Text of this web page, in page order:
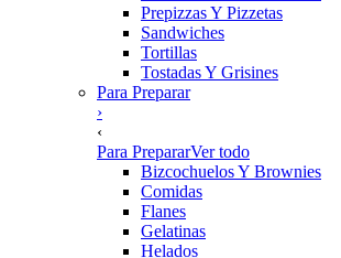
Prepizzas Y Pizzetas
Sandwiches
Tortillas
Tostadas Y Grisines
Para Preparar
›
‹
Para PrepararVer todo
Bizcochuelos Y Brownies
Comidas
Flanes
Gelatinas
Helados